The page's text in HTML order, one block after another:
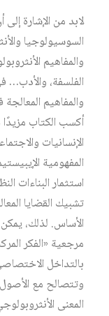
لابد من الإشارة
السوسيولوجيا
والمفاهيم
الفلسفة،
والمفاهيم
أكسب الكتاب
الإنسانيات
المفهومية
استثمار البناءات
تشبيك القضايا
الأساس. لذلك،
مرجعية «الفكر
بالتداخل
وتتصالح مع
المعنى